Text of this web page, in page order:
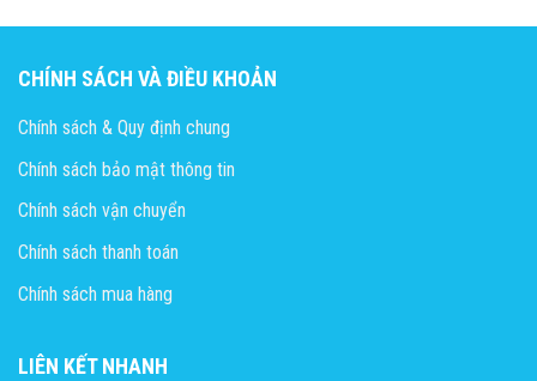
CHÍNH SÁCH VÀ ĐIỀU KHOẢN
Chính sách & Quy định chung
Chính sách bảo mật thông tin
Chính sách vận chuyển
Chính sách thanh toán
Chính sách mua hàng
LIÊN KẾT NHANH